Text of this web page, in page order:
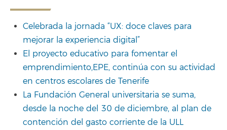
Celebrada la jornada “UX: doce claves para
mejorar la experiencia digital”
El proyecto educativo para fomentar el
emprendimiento,EPE, continúa con su actividad
en centros escolares de Tenerife
La Fundación General universitaria se suma,
desde la noche del 30 de diciembre, al plan de
contención del gasto corriente de la ULL